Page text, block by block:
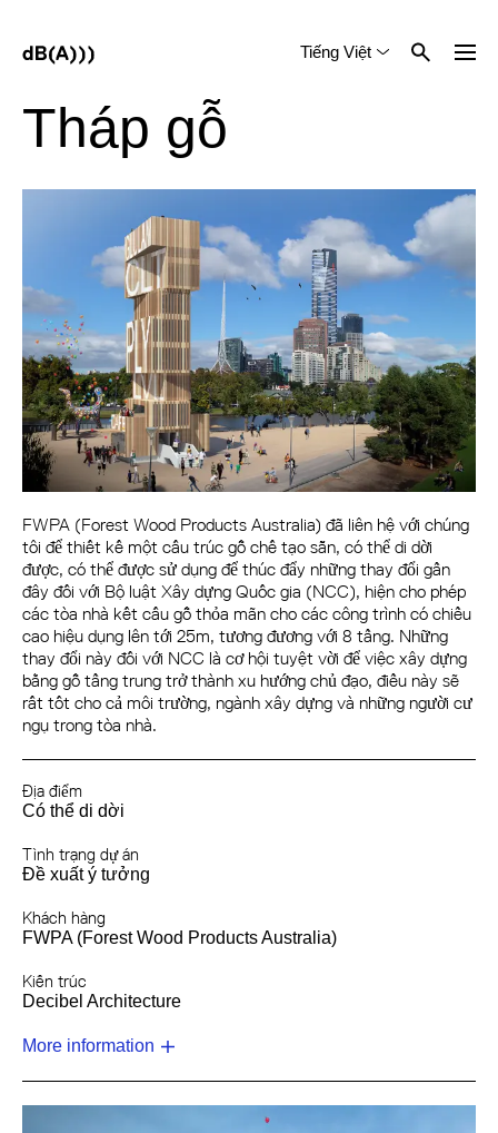
Tiếng Việt
Tháp gỗ
FWPA (Forest Wood Products Australia) đã liên hệ với chúng
tôi để thiết kế một cấu trúc gỗ chế tạo sẵn, có thể di dời
được, có thể được sử dụng để thúc đẩy những thay đổi gần
đây đối với Bộ luật Xây dựng Quốc gia (NCC), hiện cho phép
các tòa nhà kết cấu gỗ thỏa mãn cho các công trình có chiều
cao hiệu dụng lên tới 25m, tương đương với 8 tầng. Những
thay đổi này đối với NCC là cơ hội tuyệt vời để việc xây dựng
bằng gỗ tầng trung trở thành xu hướng chủ đạo, điều này sẽ
rất tốt cho cả môi trường, ngành xây dựng và những người cư
ngụ trong tòa nhà.
Địa điểm
Có thể di dời
Tình trạng dự án
Đề xuất ý tưởng
Khách hàng
FWPA (Forest Wood Products Australia)
Kiến trúc
Decibel Architecture
More information